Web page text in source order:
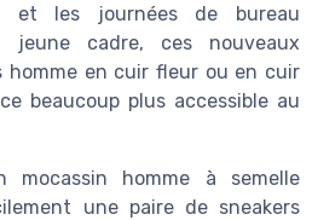
et les journées de bureau
jeune cadre, ces nouveaux
homme en cuir fleur ou en cuir
beaucoup plus accessible au
mocassin homme à semelle
une paire de sneakers